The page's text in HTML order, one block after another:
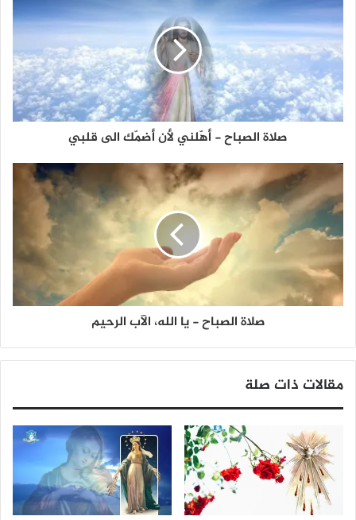
صلاة الصباح - أهّلني لأن أضمّك الى قلبي
صلاة الصباح - يا الله، الآب الرحيم
مقالات ذات صلة